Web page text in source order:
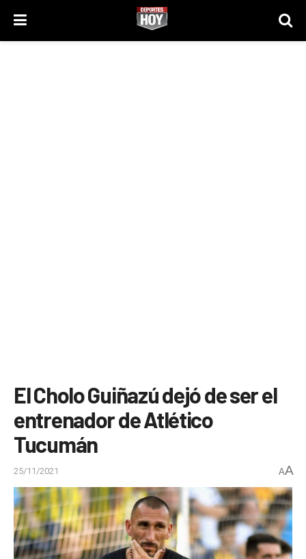
El Cholo Guiñazú dejó de ser el
entrenador de Atlético
Tucumán
25/11/2021 AA